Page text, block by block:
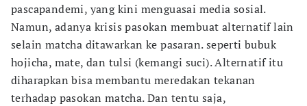
pascapandemi, yang kini menguasai media sosial.
Namun, adanya krisis pasokan membuat alternatif lain
selain matcha ditawarkan ke pasaran. seperti bubuk
hojicha, mate, dan tulsi (kemangi suci). Alternatif itu
diharapkan bisa membantu meredakan tekanan
terhadap pasokan matcha. Dan tentu saja,